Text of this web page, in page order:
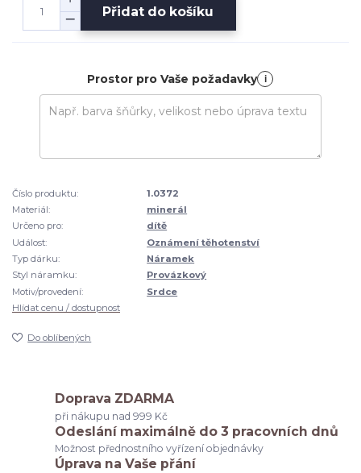
Přidat do košíku
Prostor pro Vaše požadavky i
Číslo produktu:
1.0372
Materiál:
minerál
Určeno pro:
dítě
Událost:
Oznámení těhotenství
Typ dárku:
Náramek
Styl náramku:
Provázkový
Motiv/provedení:
Srdce
Hlídat cenu / dostupnost
Do oblíbených
Doprava ZDARMA
při nákupu nad 999 Kč
Odeslání maximálně do 3 pracovních dnů
Možnost přednostního vyřízení objednávky
Úprava na Vaše přání